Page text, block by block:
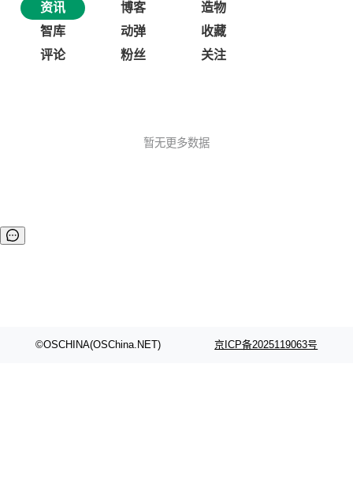
资讯 博客
造物
智库
动弹
收藏
评论
粉丝 关注
暂无更多数据
©OSCHINA(OSChina.NET) 京ICP备2025119063号